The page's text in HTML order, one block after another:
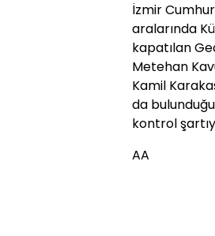
İzmir
aralarında
kapatılan
Metehan
Kamil
da bulunduğu
kontrol
AA